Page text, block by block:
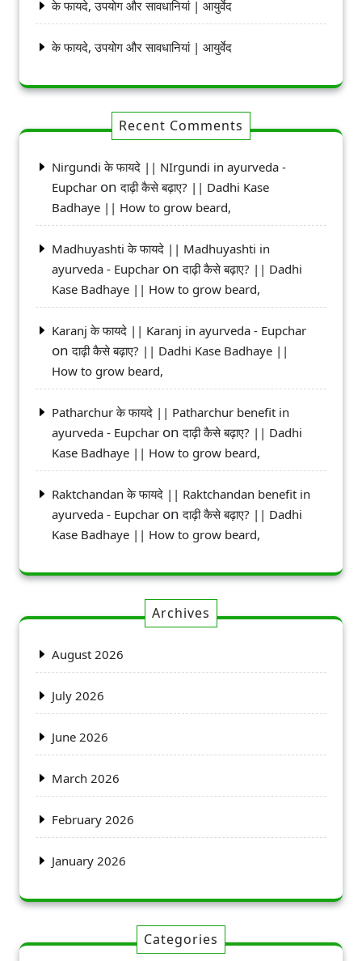
के फायदे, उपयोग और सावधानियां | आयुर्वेद
के फायदे, उपयोग और सावधानियां | आयुर्वेद
Recent Comments
Nirgundi के फायदे || NIrgundi in ayurveda -
Eupchar onदाढ़ी कैसे बढ़ाए? || Dadhi Kase
Badhaye || How to grow beard,
Madhuyashti के फायदे || Madhuyashti in
ayurveda - Eupchar onदाढ़ी कैसे बढ़ाए? || Dadhi
Kase Badhaye || How to grow beard,
Karanj के फायदे || Karanj in ayurveda - Eupchar
onदाढ़ी कैसे बढ़ाए? || Dadhi Kase Badhaye ||
How to grow beard,
Patharchur के फायदे || Patharchur benefit in
ayurveda - Eupchar onदाढ़ी कैसे बढ़ाए? || Dadhi
Kase Badhaye || How to grow beard,
Raktchandan के फायदे || Raktchandan benefit in
ayurveda - Eupchar onदाढ़ी कैसे बढ़ाए? || Dadhi
Kase Badhaye || How to grow beard,
Archives
August 2026
July 2026
June 2026
March 2026
February 2026
January 2026
Categories